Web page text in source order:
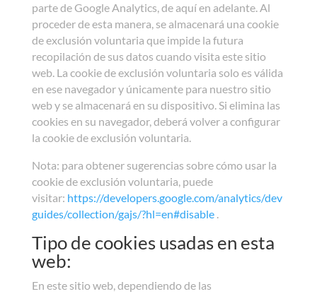
parte de Google Analytics, de aquí en adelante. Al
proceder de esta manera, se almacenará una cookie
de exclusión voluntaria que impide la futura
recopilación de sus datos cuando visita este sitio
web. La cookie de exclusión voluntaria solo es válida
en ese navegador y únicamente para nuestro sitio
web y se almacenará en su dispositivo. Si elimina las
cookies en su navegador, deberá volver a configurar
la cookie de exclusión voluntaria.
Nota: para obtener sugerencias sobre cómo usar la
cookie de exclusión voluntaria, puede
visitar: https://developers.google.com/analytics/dev
guides/collection/gajs/?hl=en#disable.
Tipo de cookies usadas en esta
web:
En este sitio web, dependiendo de las